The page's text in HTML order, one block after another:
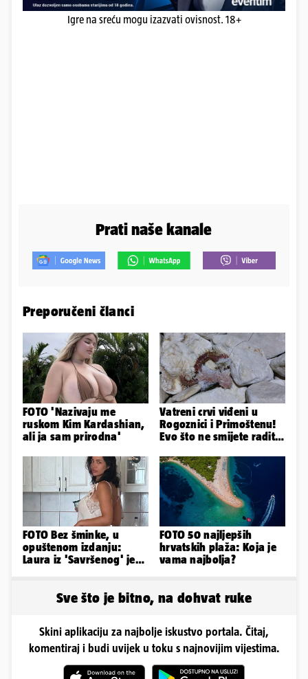
Igre na sreću mogu izazvati ovisnost. 18+
Prati naše kanale
Preporučeni članci
FOTO 'Nazivaju me
ruskom Kim Kardashian,
ali ja sam prirodna'
Vatreni crvi viđeni u
Rogoznici i Primoštenu!
Evo što ne smijete raditi
FOTO Bez šminke, u
opuštenom izdanju:
Laura iz 'Savršenog' je
FOTO 50 najljepših
hrvatskih plaža: Koja je
vama najbolja?
Sve što je bitno, na dohvat ruke
Skini aplikaciju za najbolje iskustvo portala. Čitaj,
komentiraj i budi uvijek u toku s najnovijim vijestima.